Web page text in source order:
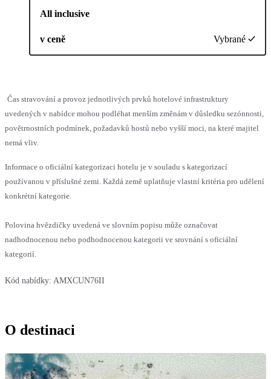
All inclusive
v ceně Vybrané
Čas stravování a provoz jednotlivých prvků hotelové infrastruktury
uvedených v nabídce mohou podléhat menším změnám v důsledku sezónnosti,
povětrnostních podmínek, požadavků hostů nebo vyšší moci, na které majitel
nemá vliv.
Informace o oficiální kategorizaci hotelu je v souladu s kategorizací
používanou v příslušné zemi. Každá země uplatňuje vlastní kritéria pro udělení
konkrétní kategorie.
Polovina hvězdičky uvedená ve slovním popisu může označovat
nadhodnocenou nebo podhodnocenou kategorii ve srovnání s oficiální
kategorií.
Kód nabídky: AMXCUN76II
O destinaci